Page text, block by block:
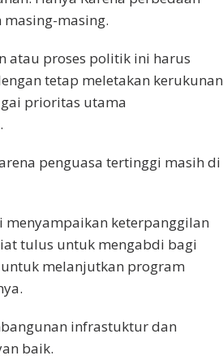
masing.
atau proses politik ini harus
tetap meletakan kerukunan
prioritas utama
penguasa tertinggi masih di
keterpanggilan
tulus untuk mengabdi bagi
melanjutkan program
infrastuktur dan
baik.